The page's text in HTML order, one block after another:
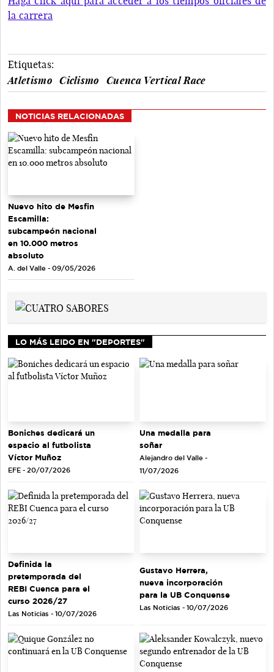
la carrera
Etiquetas:
Atletismo
Ciclismo Cuenca Vertical Race
NOTICIAS RELACIONADAS
Nuevo hito de Mesfin
Escamilla:
subcampeón nacional
en 10.000 metros
absoluto
A. del Valle - 09/05/2026
LO MÁS LEIDO EN "DEPORTES"
Boniches dedicará un
espacio al futbolista
Víctor Muñoz
EFE - 20/07/2026
Una medalla para
soñar
Alejandro del Valle -
11/07/2026
Definida la
pretemporada del
REBI Cuenca para el
curso 2026/27
Las Noticias - 10/07/2026
Gustavo Herrera,
nueva incorporación
para la UB Conquense
Las Noticias - 10/07/2026